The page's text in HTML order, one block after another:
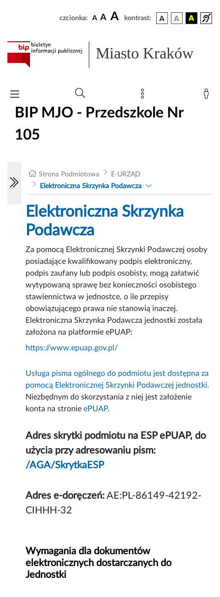
czcionka: A A A kontrast:
Miasto Kraków
BIP MJO - Przedszkole Nr
105
Strona Podmiotowa
E-URZĄD
Elektroniczna Skrzynka Podawcza
Elektroniczna Skrzynka
Podawcza
Za pomocą Elektronicznej Skrzynki Podawczej osoby
posiadające kwalifikowany podpis elektroniczny,
podpis zaufany lub podpis osobisty, mogą załatwić
wytypowaną sprawę bez konieczności osobistego
stawiennictwa w jednostce, o ile przepisy
obowiązującego prawa nie stanowią inaczej.
Elektroniczna Skrzynka Podawcza jednostki została
założona na platformie ePUAP:
https://www.epuap.gov.pl/
Usługa pisma ogólnego do podmiotu jest dostępna za
pomocą Elektronicznej Skrzynki Podawczej jednostki.
Niezbędnym do skorzystania z niej jest założenie
konta na stronieePUAP.
Adres skrytki podmiotu na ESP ePUAP, do
użycia przy adresowaniu pism:
/AGA/SkrytkaESP
Adres e-doręczeń: AE:PL-86149-42192-
CIHHH-32
Wymagania dla dokumentów
elektronicznych dostarczanych do
Jednostki